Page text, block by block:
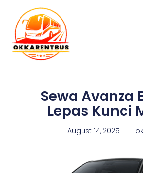
content
Sewa Avanza
Lepas Kunci
August 14, 2025